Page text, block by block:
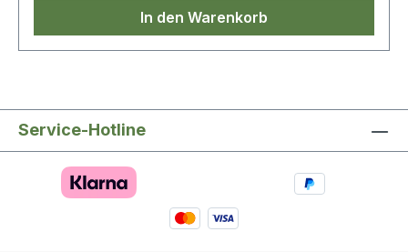
In den Warenkorb
Service-Hotline